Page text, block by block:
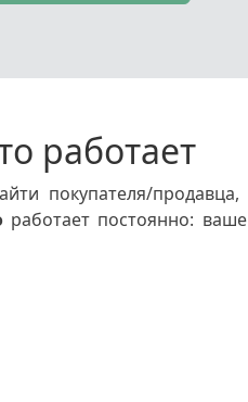
работает
покупателя/продавца,
работает постоянно: